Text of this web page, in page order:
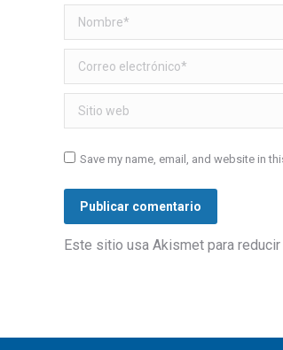
Nombre *
Correo electrónico *
Sitio web
Save my name, email, and website in
Publicar comentario
Este sitio usa Akismet para